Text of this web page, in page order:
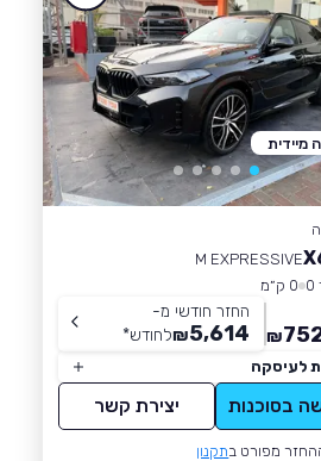
M EXPRESSIVE
0 ק״מ
₪
החזר חודשי מ-
5,614
₪לחודש*
לעיסקה
בסוכנות יצירת קשר
מפורט בתקנון
מיידית